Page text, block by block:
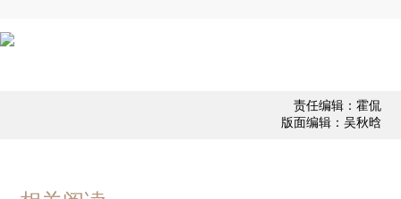
责任编辑：霍侃
版面编辑：吴秋晗